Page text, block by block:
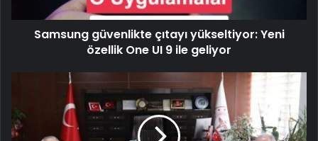
Samsung güvenlikte çıtayı yükseltiyor: Yeni
özellik One UI 9 ile geliyor